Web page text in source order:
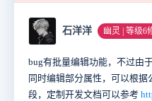
石洋洋 幽灵 | 等级6
bug有批量编辑功能，不过由
同时编辑部分属性，可以根
段，定制开发文档可以参考